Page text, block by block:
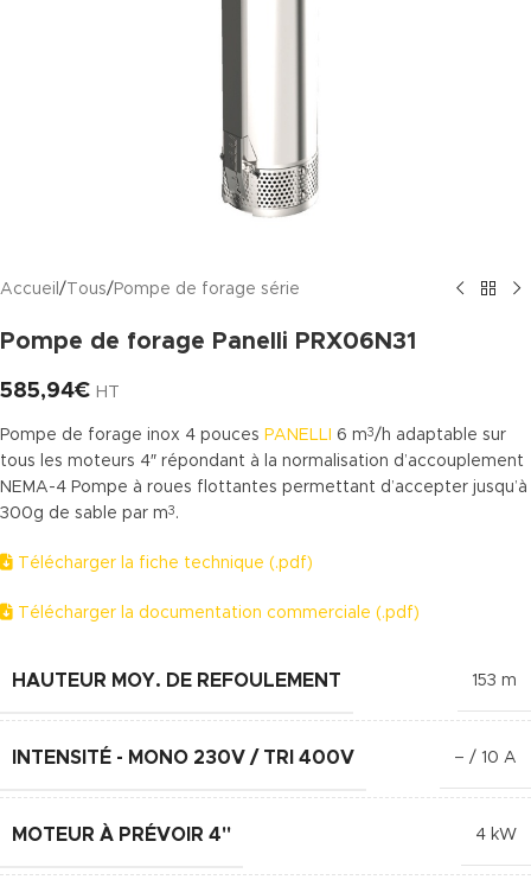
Accueil /Tous/ Pompe de forage série
Pompe de forage Panelli PRX06N31
585,94€ HT
Pompe de forage inox 4 pouces PANELLI 6 m3/h adaptable sur
tous les moteurs 4″ répondant à la normalisation d’accouplement
NEMA-4 Pompe à roues flottantes permettant d’accepter jusqu’à
300g de sable par m3 .
Télécharger la fiche technique (.pdf)
Télécharger la documentation commerciale (.pdf)
HAUTEUR MOY. DE REFOULEMENT 153 m
INTENSITÉ - MONO 230V / TRI 400V – / 10 A
MOTEUR À PRÉVOIR 4" 4 kW